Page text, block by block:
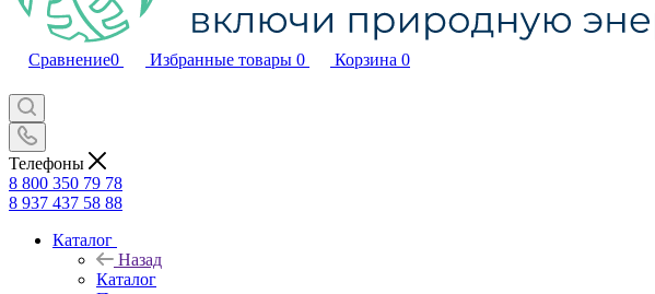
Сравнение0 Избранные товары 0 Корзина 0
Телефоны
8 800 350 79 78
8 937 437 58 88
Каталог
Назад
Каталог